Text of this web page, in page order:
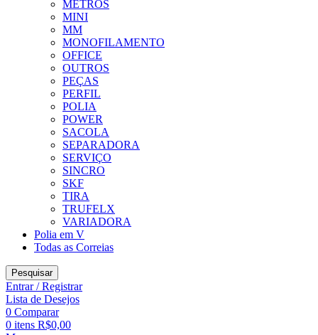
METROS
MINI
MM
MONOFILAMENTO
OFFICE
OUTROS
PEÇAS
PERFIL
POLIA
POWER
SACOLA
SEPARADORA
SERVIÇO
SINCRO
SKF
TIRA
TRUFELX
VARIADORA
Polia em V
Todas as Correias
Pesquisar
Entrar / Registrar
Lista de Desejos
0 Comparar
0 itens R$0,00